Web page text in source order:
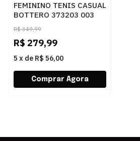
FEMININO TENIS CASUAL
BOTTERO 373203 003
BRANCO AZUL
R$ 349,99
R$ 279,99
5 x de R$ 56,00